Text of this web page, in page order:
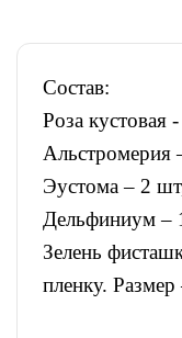
Состав:
Роза кустовая
Альстромерия
Эустома – 2
Дельфиниум –
Зелень
пленку.